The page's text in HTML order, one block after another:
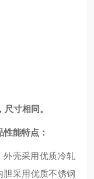
寸相同。
性能特点：
外壳采用优质冷轧
采用优质不锈钢